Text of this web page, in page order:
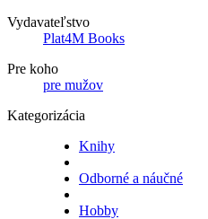
Vydavateľstvo
Plat4M Books
Pre koho
pre mužov
Kategorizácia
Knihy
Odborné a náučné
Hobby